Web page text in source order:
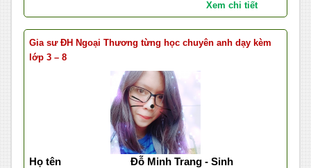
Xem chi tiết
Gia sư ĐH Ngoại Thương từng học chuyên anh dạy kèm
lớp 3 – 8
Họ tên
Đỗ Minh Trang - Sinh